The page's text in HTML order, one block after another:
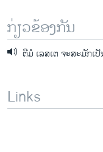
ກ່ຽວຂ້ອງກັນ
ຕີ​ມໍ ​ເລ​ສ​ເຕ ຈະສະມັກເ
Links